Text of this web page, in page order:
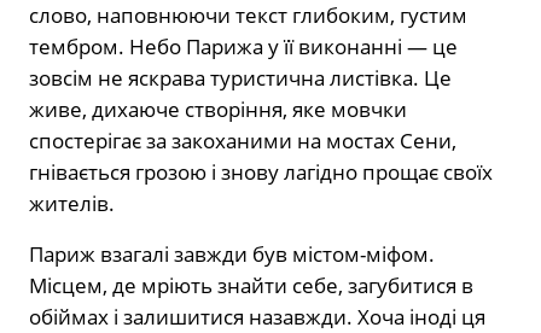
слово, наповнюючи текст глибоким, густим
тембром. Небо Парижа у її виконанні — це
зовсім не яскрава туристична листівка. Це
живе, дихаюче створіння, яке мовчки
спостерігає за закоханими на мостах Сени,
гнівається грозою і знову лагідно прощає своїх
жителів.
Париж взагалі завжди був містом-міфом.
Місцем, де мріють знайти себе, загубитися в
обіймах і залишитися назавжди. Хоча іноді ця